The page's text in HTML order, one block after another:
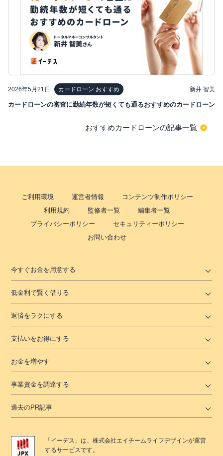
2026年5月21日 カードローン おすすめ 新井 智美
カードローンの審査に勤続年数が短くても通るおすすめのカードローン
おすすめカードローンの記事一覧
ご利用環境 運営者情報
コンテンツ制作ポリシー
利用規約
監修者一覧
編集者一覧
プライバシーポリシー
セキュリティーポリシー
お問い合わせ
今すぐお金を用意する
低金利で賢く借りる
返済をラクにする
支払いをお得にする
お金を増やす
事業資金を調達する
過去のPR記事
「 イーデス 」は、株式会社エイチームライフデザインが運営
するサービスです。